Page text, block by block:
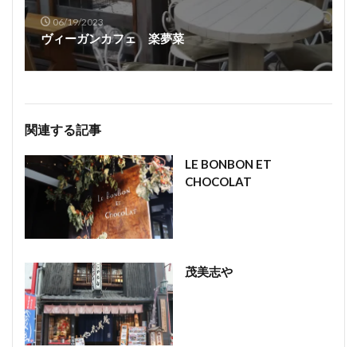
06/19/2023
ヴィーガンカフェ 楽夢菜
関連する記事
LE BONBON ET
CHOCOLAT
茂美志や